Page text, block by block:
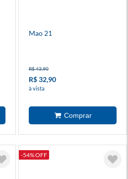
Mao 21
R$ 43,90
R$ 32,90
à vista
-54% OFF